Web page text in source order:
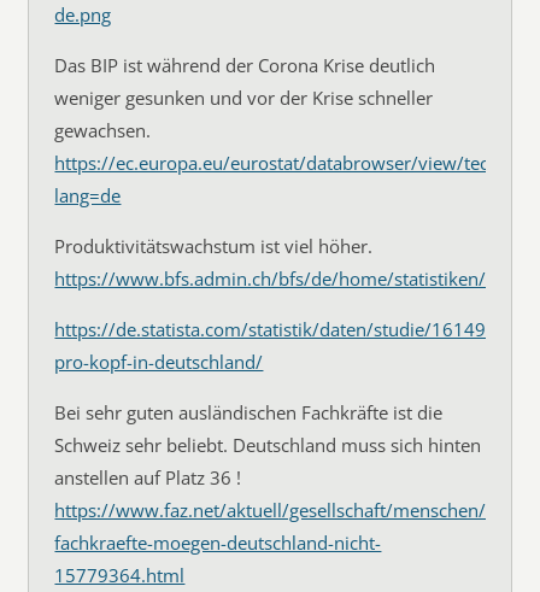
de.png
Das BIP ist während der Corona Krise deutlich
weniger gesunken und vor der Krise schneller
gewachsen.
https://ec.europa.eu/eurostat/databrowser/view/
lang=de
Produktivitätswachstum ist viel höher.
https://www.bfs.admin.ch/bfs/de/home/statistiken/
https://de.statista.com/statistik/daten/studie/161496/
pro-kopf-in-deutschland/
Bei sehr guten ausländischen Fachkräfte ist die
Schweiz sehr beliebt. Deutschland muss sich hinten
anstellen auf Platz 36 !
https://www.faz.net/aktuell/gesellschaft/menschen/
fachkraefte-moegen-deutschland-nicht-
15779364.html